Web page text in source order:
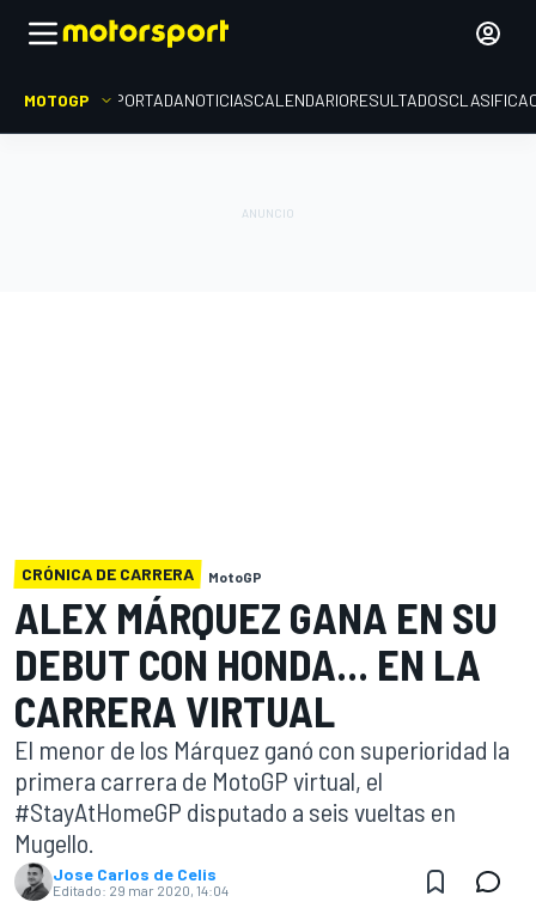
MOTOGP PORTADANOTICIASCALENDARIORESULTADOS
CRÓNICA DE CARRERA MotoGP
ALEX MÁRQUEZ GANA EN SU
DEBUT CON HONDA... EN LA
CARRERA VIRTUAL
El menor de los Márquez ganó con superioridad la
primera carrera de MotoGP virtual, el
#StayAtHomeGP disputado a seis vueltas en
Mugello.
Jose Carlos de Celis
Editado: 29 mar 2020, 14:04